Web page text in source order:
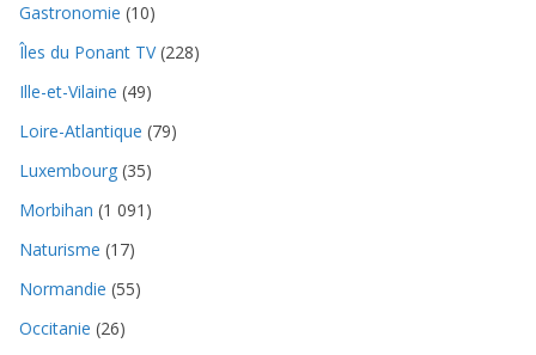
Gastronomie (10)
Îles du Ponant TV(228)
Ille-et-Vilaine (49)
Loire-Atlantique (79)
Luxembourg (35)
Morbihan (1 091)
Naturisme (17)
Normandie (55)
Occitanie (26)